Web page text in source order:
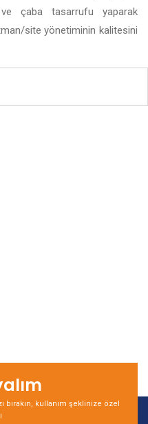
çaba tasarrufu yaparak
site yönetiminin kalitesini
bırakın, kullanım şeklinize özel